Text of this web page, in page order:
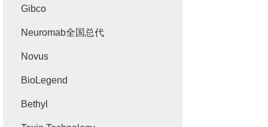
Gibco
Neuromab全国总代
Novus
BioLegend
Bethyl